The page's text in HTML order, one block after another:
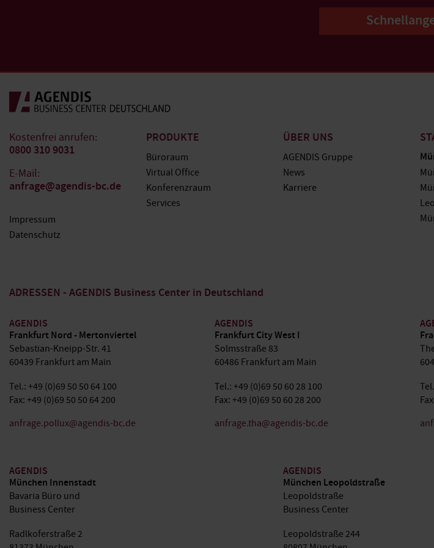
Kostenfrei anrufen:
0800 310 9031
E-Mail:
anfrage@agendis-bc.de
Impressum
Datenschutz
PRODUKTE
Büroraum
Virtual Office
Konferenzraum
Services
ÜBER UNS
AGENDIS Gruppe
News
Karriere
ADRESSEN - AGENDIS Business Center in Deutschland
AGENDIS
Frankfurt Nord - Mertonviertel
Sebastian-Kneipp-Str. 41
60439 Frankfurt am Main
Tel.: +49 (0)69 50 50 64 100
Fax: +49 (0)69 50 50 64 200
anfrage.pollux@agendis-bc.de
AGENDIS
Frankfurt City West I
Solmsstraße 83
60486 Frankfurt am Main
Tel.: +49 (0)69 50 60 28 100
Fax: +49 (0)69 50 60 28 200
anfrage.tha@agendis-bc.de
AGENDIS
München Innenstadt
Bavaria Büro und
Business Center
Radlkoferstraße 2
AGENDIS
München Leopoldstraße
Leopoldstraße
Business Center
Leopoldstraße 244